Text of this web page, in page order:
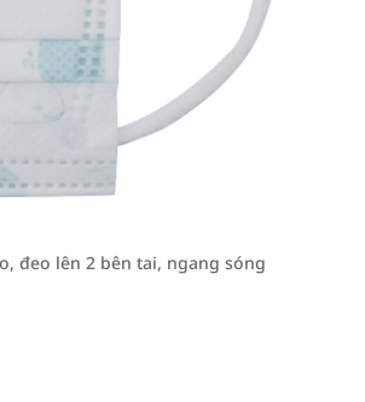
đeo lên 2 bên tai, ngang sóng